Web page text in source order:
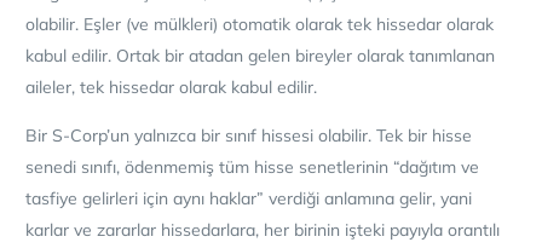
olabilir. Eşler (ve mülkleri) otomatik olarak tek hissedar olarak
kabul edilir. Ortak bir atadan gelen bireyler olarak tanımlanan
aileler, tek hissedar olarak kabul edilir.
Bir S-Corp’un yalnızca bir sınıf hissesi olabilir. Tek bir hisse
senedi sınıfı, ödenmemiş tüm hisse senetlerinin “dağıtım ve
tasfiye gelirleri için aynı haklar” verdiği anlamına gelir, yani
karlar ve zararlar hissedarlara, her birinin işteki payıyla orantılı